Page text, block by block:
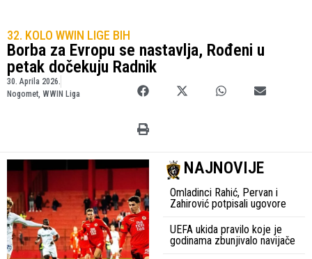
32. KOLO WWIN LIGE BIH
Borba za Evropu se nastavlja, Rođeni u
petak dočekuju Radnik
30. Aprila 2026.
Nogomet, WWIN Liga
NAJNOVIJE
Omladinci Rahić, Pervan i
Zahirović potpisali ugovore
UEFA ukida pravilo koje je
godinama zbunjivalo navijače